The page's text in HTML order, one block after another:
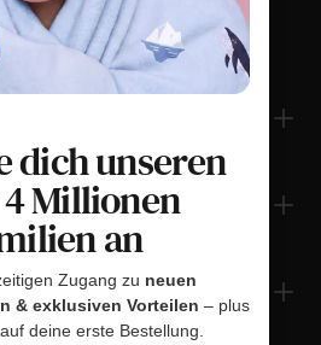
dich unseren
Millionen
an
Zugang zu neuen
& exklusiven Vorteilen – plus
auf deine erste Bestellung.